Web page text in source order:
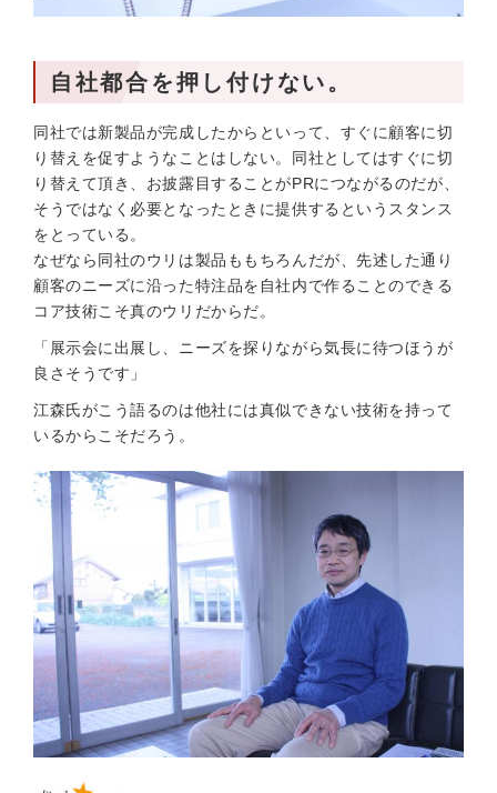
自社都合を押し付けない。
同社では新製品が完成したからといって、すぐに顧客に切
り替えを促すようなことはしない。同社としてはすぐに切
り替えて頂き、お披露目することがPRにつながるのだが、
そうではなく必要となったときに提供するというスタンス
をとっている。
なぜなら同社のウリは製品ももちろんだが、先述した通り
顧客のニーズに沿った特注品を自社内で作ることのできる
コア技術こそ真のウリだからだ。
「展示会に出展し、ニーズを探りながら気長に待つほうが
良さそうです」
江森氏がこう語るのは他社には真似できない技術を持って
いるからこそだろう。